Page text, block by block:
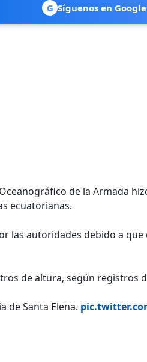
G Síguenos en
de la Armada
ecuatorianas.
las autoridades debido a que
de altura, según registros
de Santa Elena.